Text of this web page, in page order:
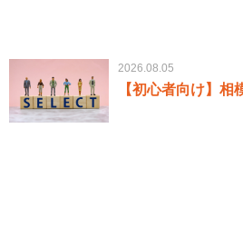
2026.08.05
【初心者向け】